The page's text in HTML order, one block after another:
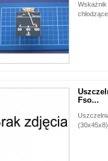
Wskażnik
Fso...